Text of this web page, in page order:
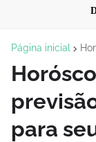
Página inicial
para